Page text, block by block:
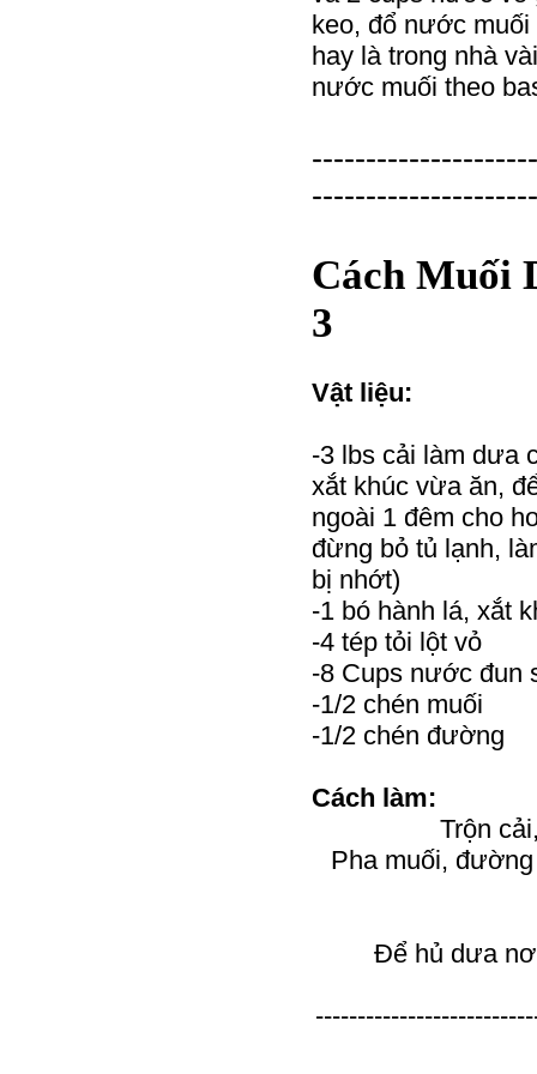
keo, đổ nước muối
hay là trong nhà
nước muối theo
---------------------
Cách Muối
3
Vật liệu:
-3 lbs cải làm dưa
xắt khúc vừa ăn,
ngoài 1 đêm cho
đừng bỏ tủ lạnh,
bị nhớt)
-1 bó hành lá, xắt
-4 tép tỏi lột vỏ
-8 Cups nước đun
-1/2 chén muối
-1/2 chén đường
Cách làm:
Trộn
Pha muối,
Để hủ dưa